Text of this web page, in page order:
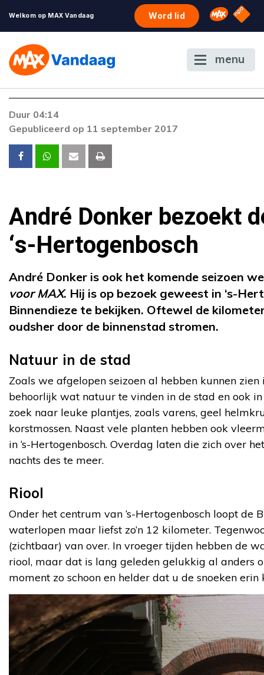
Welkom op MAX Vandaag Word lid Omroep
NPO
menu
De gewenste stream is op dit moment niet
neem dan contact op met onze klantenservice.
Duur 04:14
Gepubliceerd op 11 september 2017
André Donker bezoekt
‘s-Hertogenbosch
André Donker is ook het komende seizoen
voor MAX. Hij is op bezoek geweest in ‘s-
Binnendieze te bekijken. Oftewel de
oudsher door de binnenstad stromen.
Natuur in de stad
Zoals we afgelopen seizoen al hebben kunnen
behoorlijk wat natuur te vinden in de stad en ook in
zoek naar leuke plantjes, zoals varens, geel
korstmossen. Naast vele planten hebben ook
in ‘s-Hertogenbosch. Overdag laten die zich over
nachts des te meer.
Riool
Onder het centrum van ‘s-Hertogenbosch loopt de
waterlopen maar liefst zo’n 12 kilometer.
(zichtbaar) van over. In vroeger tijden hebben de
riool, maar dat is lang geleden gelukkig al anders
moment zo schoon en helder dat u de snoeken